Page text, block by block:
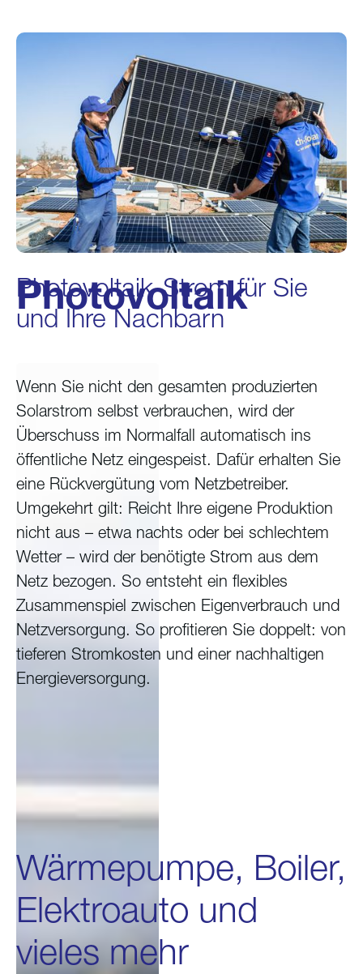
Photovoltaik
Photovoltaik-Strom für Sie
und Ihre Nachbarn
Wenn Sie nicht den gesamten produzierten
Solarstrom selbst verbrauchen, wird der
Überschuss im Normalfall automatisch ins
öffentliche Netz eingespeist. Dafür erhalten Sie
eine Rückvergütung vom Netzbetreiber.
Umgekehrt gilt: Reicht Ihre eigene Produktion
nicht aus – etwa nachts oder bei schlechtem
Wetter – wird der benötigte Strom aus dem
Netz bezogen. So entsteht ein flexibles
Zusammenspiel zwischen Eigenverbrauch und
Netzversorgung. So profitieren Sie doppelt: von
tieferen Stromkosten und einer nachhaltigen
Energieversorgung.
Wärmepumpe, Boiler,
Elektroauto und
vieles mehr